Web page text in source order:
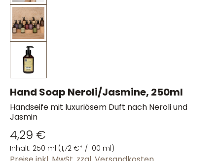
Hand Soap Neroli/Jasmine, 250ml
Handseife mit luxuriösem Duft nach Neroli und
Jasmin
4,29 €
Inhalt: 250 ml (1,72 €* / 100 ml)